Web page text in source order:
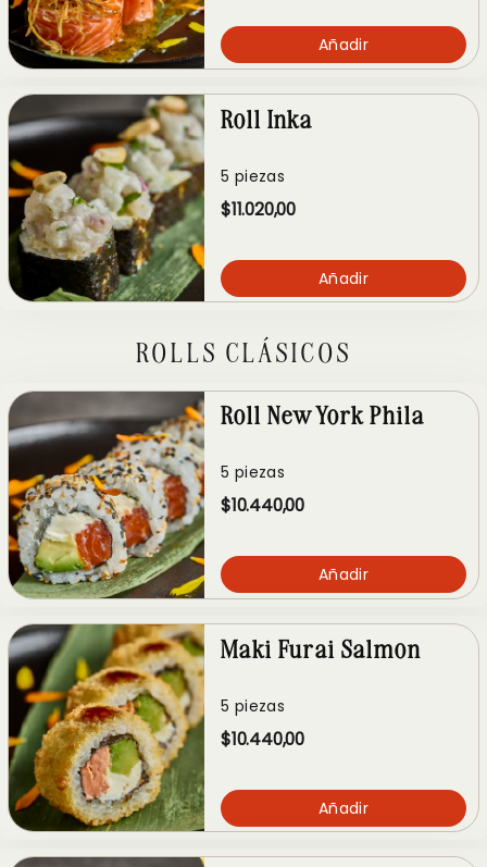
Añadir
Roll Inka
5 piezas
$11.020,00
Añadir
ROLLS CLÁSICOS
Roll New York Phila
5 piezas
$10.440,00
Añadir
Maki Furai Salmon
5 piezas
$10.440,00
Añadir